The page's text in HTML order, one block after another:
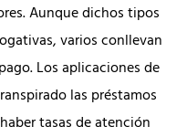
Aunque dichos tipos
varios conllevan
Los aplicaciones de
las préstamos
tasas de atención